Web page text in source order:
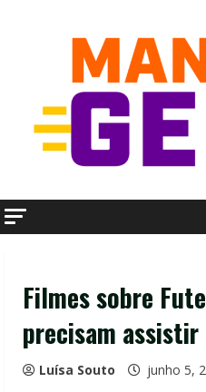
Filmes sobre
precisam assistir
Luísa Souto junho 5,